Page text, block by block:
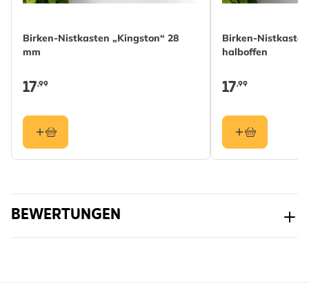
sind.
Birken-Nistkasten „Kingston“ 28
mm
17,99
Birken-
halboffen
17,99
BEWERTUNGEN